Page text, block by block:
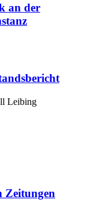
an der
Leibing
Zeitungen